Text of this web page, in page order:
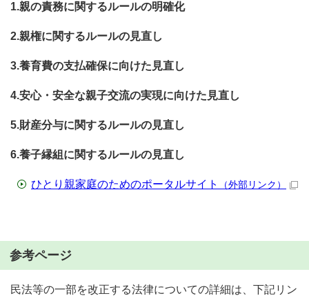
1.親の責務に関するルールの明確化
2.親権に関するルールの見直し
3.養育費の支払確保に向けた見直し
4.安心・安全な親子交流の実現に向けた見直し
5.財産分与に関するルールの見直し
6.養子縁組に関するルールの見直し
ひとり親家庭のためのポータルサイト （外部リンク）
参考ページ
民法等の一部を改正する法律についての詳細は、下記リン